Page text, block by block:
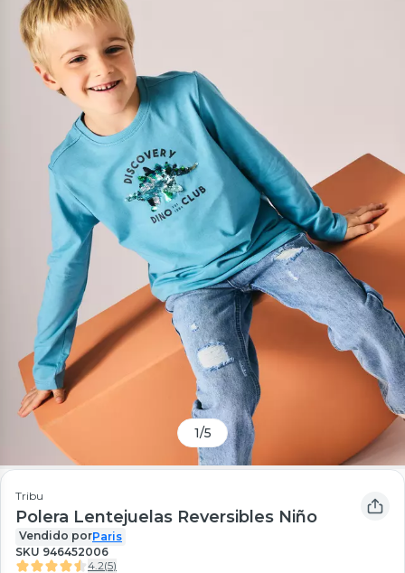
1/5
Tribu
Polera Lentejuelas Reversibles Niño
Vendido porParis
SKU 946452006
4.2(5)